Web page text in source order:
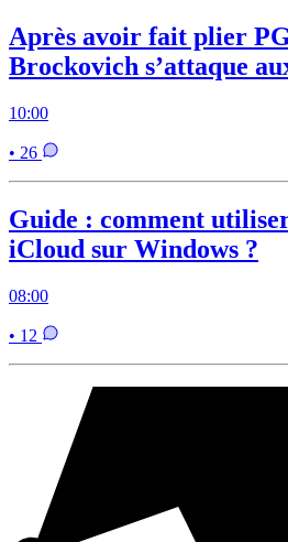
Après avoir fait plier
Brockovich s’attaque
10:00
• 26
Guide : comment
iCloud sur Windows ?
08:00
• 12